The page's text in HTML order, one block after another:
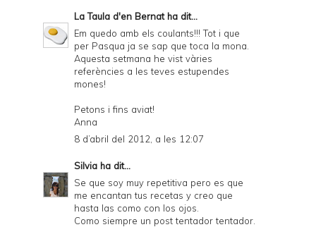
La Taula d'en Bernatha dit...
Em quedo amb els coulants!!! Tot i que
per Pasqua ja se sap que toca la mona.
Aquesta setmana he vist vàries
referències a les teves estupendes
mones!
Petons i fins aviat!
Anna
8 d’abril del 2012, a les 12:07
Silvia ha dit...
Se que soy muy repetitiva pero es que
me encantan tus recetas y creo que
hasta las como con los ojos.
Como siempre un post tentador tentador.